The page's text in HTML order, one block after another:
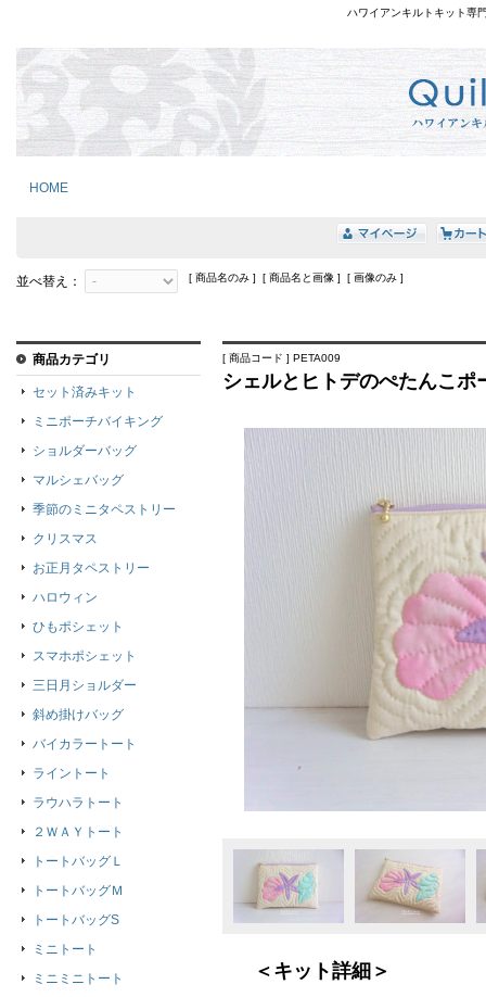
ハワイアンキルトキット専
HOME
並べ替え： [ 商品名のみ ] [ 商品名と画像 ] [ 画像のみ ]
[ 商品コード ] PETA009
シェルとヒトデのぺたんこポ
＜キット詳細＞
商品カテゴリ
セット済みキット
ミニポーチバイキング
ショルダーバッグ
マルシェバッグ
季節のミニタペストリー
クリスマス
お正月タペストリー
ハロウィン
ひもポシェット
スマホポシェット
三日月ショルダー
斜め掛けバッグ
バイカラートート
ライントート
ラウハラトート
２ＷＡＹトート
トートバッグＬ
トートバッグＭ
トートバッグS
ミニトート
ミニミニトート